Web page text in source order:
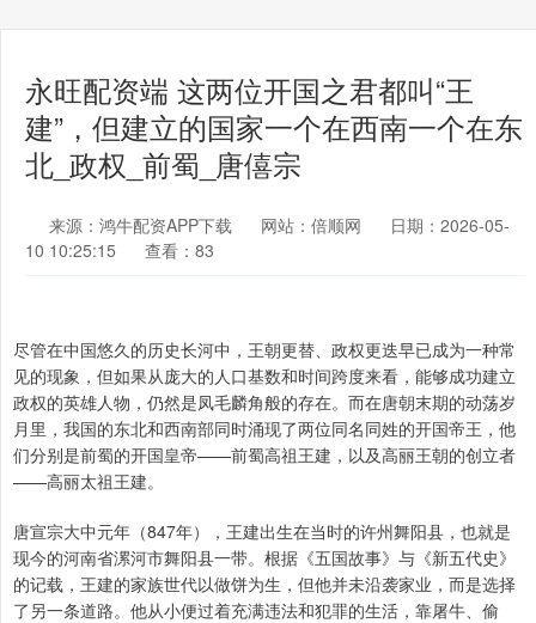
永旺配资端 这两位开国之君都叫“王
建”，但建立的国家一个在西南一个在东
北_政权_前蜀_唐僖宗
来源：鸿牛配资APP下载 网站：倍顺网
日期：2026-05-
10 10:25:15
查看：83
尽管在中国悠久的历史长河中，王朝更替、政权更迭早已成为一种常
见的现象，但如果从庞大的人口基数和时间跨度来看，能够成功建立
政权的英雄人物，仍然是凤毛麟角般的存在。而在唐朝末期的动荡岁
月里，我国的东北和西南部同时涌现了两位同名同姓的开国帝王，他
们分别是前蜀的开国皇帝——前蜀高祖王建，以及高丽王朝的创立者
——高丽太祖王建。
唐宣宗大中元年（847年），王建出生在当时的许州舞阳县，也就是
现今的河南省漯河市舞阳县一带。根据《五国故事》与《新五代史》
的记载，王建的家族世代以做饼为生，但他并未沿袭家业，而是选择
了另一条道路。他从小便过着充满违法和犯罪的生活，靠屠牛、偷